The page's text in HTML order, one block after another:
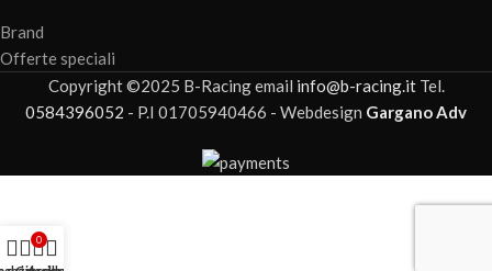
Brand
Offerte speciali
Copyright ©2025 B-Racing email info@b-racing.itTel.
0584396052 - P.I 01705940466 - Webdesign Gargano Adv
0